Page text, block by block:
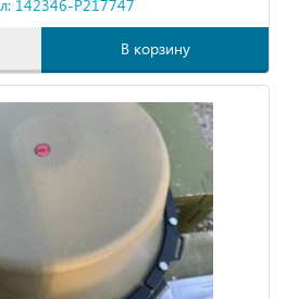
142346-P217747
В корзину